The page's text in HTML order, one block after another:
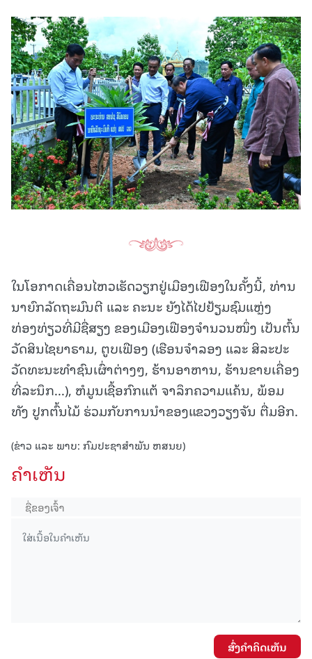
ໃນໂອກາດເຄື່ອນໄຫວເຮັດວຽກຢູ່ເມືອງເຟືອງໃນຄັ້ງນີ້, ທ່ານ
ນາຍົກລັດຖະມົນຕີ ແລະ ຄະນະ ຍັງໄດ້ໄປຢ້ຽມຊົມແຫຼ່ງ
ທ່ອງທ່ຽວທີ່ມີຊື່ສຽງ ຂອງເມືອງເຟືອງຈຳນວນໜຶ່ງ ເປັນຕົ້ນ
ວັດສິນໄຊຍາຣາມ, ຕູບເຟືອງ (ເຮືອນຈຳລອງ ແລະ ສິລະປະ
ວັດທະນະທຳຊົນເຜົ່າຕ່າງໆ, ຮ້ານອາຫານ, ຮ້ານຂາຍເຄື່ອງ
ທີ່ລະນຶກ...), ຫໍມູນເຊື້ອກົກແຕ້ ຈາລຶກຄວາມແຄ້ນ, ພ້ອມ
ທັງ ປູກຕົ້ນໄມ້ ຮ່ວມກັບການນຳຂອງແຂວງວຽງຈັນ ຕື່ມອີກ.
(ຂ່າວ ແລະ ພາບ: ກົມປະຊາສຳພັນ ຫສນຍ)
ຄໍາເຫັນ
ສົ່ງຄໍາຄິດເຫັນ